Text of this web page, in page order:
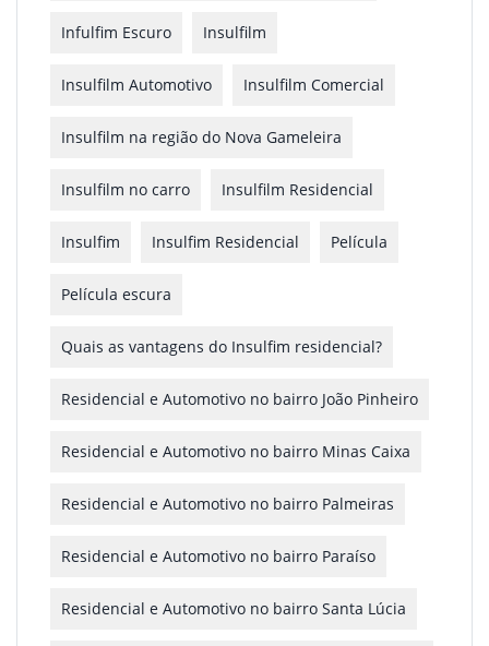
Infulfim Escuro Insulfilm
Insulfilm Automotivo Insulfilm Comercial
Insulfilm na região do Nova Gameleira
Insulfilm no carro Insulfilm Residencial
Insulfim Insulfim Residencial Película
Película escura
Quais as vantagens do Insulfim residencial?
Residencial e Automotivo no bairro João Pinheiro
Residencial e Automotivo no bairro Minas Caixa
Residencial e Automotivo no bairro Palmeiras
Residencial e Automotivo no bairro Paraíso
Residencial e Automotivo no bairro Santa Lúcia